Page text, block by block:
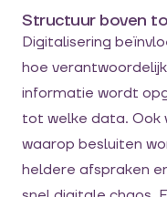
Structuur boven
Digitalisering
hoe
informatie wordt
tot welke data. Ook
waarop besluiten
heldere afspraken